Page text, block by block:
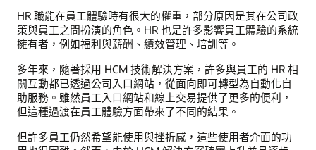
HR 職能在員工體驗時有很大的權重，部分原因是其在公司政
策與員工之間扮演的角色。HR 也是許多影響員工體驗的系統
擁有者，例如福利與薪酬、績效管理、培訓等。
多年來，隨著採用 HCM 技術解決方案，許多與員工的 HR 相
關互動都已透過公司入口網站，從面向即可轉型為自動化自
助服務。雖然員工入口網站和線上交易提供了更多的便利，
但這種過渡在員工體驗方面帶來了不同的結果。
但許多員工仍然希望能使用與挫折感，這些使用者介面的功